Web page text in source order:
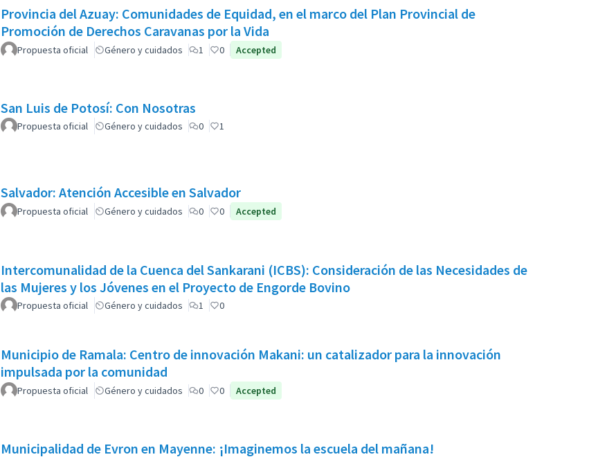
Provincia del Azuay: Comunidades de Equidad, en el marco del Plan Provincial de
Promoción de Derechos Caravanas por la Vida
Propuesta oficial Género y cuidados 1 0 Accepted
San Luis de Potosí: Con Nosotras
Propuesta oficial Género y cuidados 0 1
Salvador: Atención Accesible en Salvador
Propuesta oficial Género y cuidados 0 0 Accepted
Intercomunalidad de la Cuenca del Sankarani (ICBS): Consideración de las Necesidades de
las Mujeres y los Jóvenes en el Proyecto de Engorde Bovino
Propuesta oficial Género y cuidados 1 0
Municipio de Ramala: Centro de innovación Makani: un catalizador para la innovación
impulsada por la comunidad
Propuesta oficial Género y cuidados 0 0 Accepted
Municipalidad de Evron en Mayenne: ¡Imaginemos la escuela del mañana!